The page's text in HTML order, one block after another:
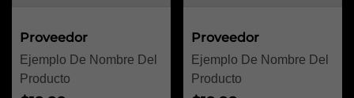
Proveedor:
Proveedor
Ejemplo De Nombre Del
Producto
Proveedor:
Proveedor
Ejemplo De Nombre Del
Producto